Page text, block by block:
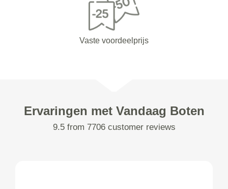
Vaste voordeelprijs
Ervaringen met Vandaag Boten
9.5 from 7706 customer reviews